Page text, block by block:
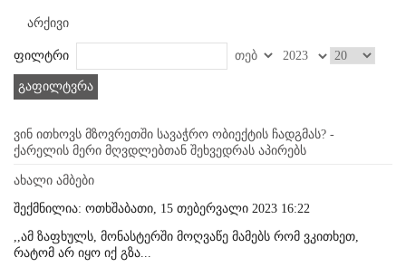
არქივი
ფილტრი
გაფილტვრა
ვინ ითხოვს მზოვრეთში სავაჭრო ობიექტის ჩადგმას? -
ქარელის მერი მღვდლებთან შეხვედრას აპირებს
ახალი ამბები
შექმნილია: ოთხშაბათი, 15 თებერვალი 2023 16:22
,,ამ ზაფხულს, მონასტერში მოღვაწე მამებს რომ ვკითხეთ,
რატომ არ იყო იქ გზა...